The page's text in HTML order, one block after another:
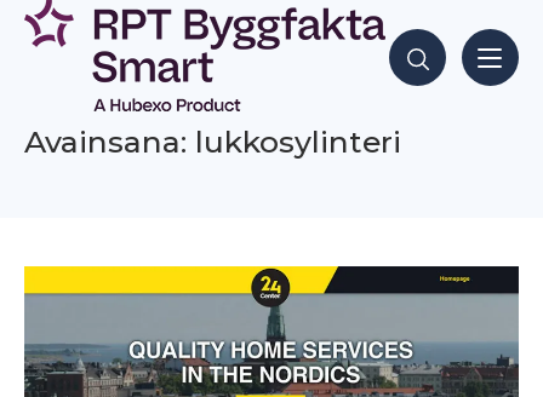
Siirry
sisältöön
Hae sisältöjä
Avainsana: lukkosylinteri